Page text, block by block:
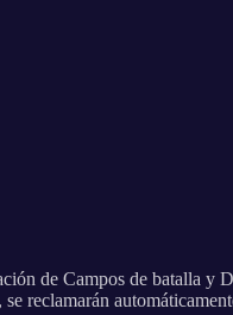
de Campos de batalla y
reclamarán